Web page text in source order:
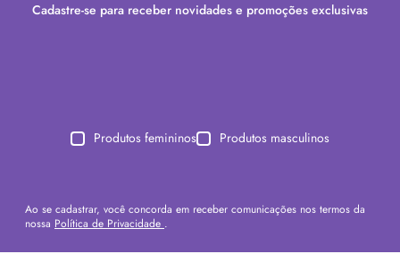
Cadastre-se para receber novidades e promoções exclusivas
Produtos femininos Produtos masculinos
Ao se cadastrar, você concorda em receber comunicações nos termos da
nossa Política de Privacidade .